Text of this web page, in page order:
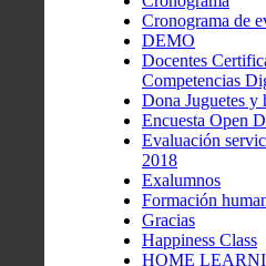
Cronograma de
DEMO
Docentes
Competencias
Dona Juguetes
Encuesta Open
Evaluación
2018
Exalumnos
Formación
Gracias
Happiness Class
HOME